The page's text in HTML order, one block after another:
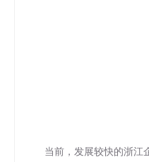
当前，发展较快的浙江企